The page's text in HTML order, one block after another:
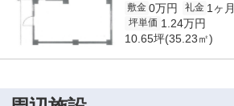
敷金 0万円 礼金 1ヶ月
坪単価 1.24万円
10.65坪(35.23㎡)